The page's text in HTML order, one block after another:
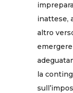
inattese,
altro
la